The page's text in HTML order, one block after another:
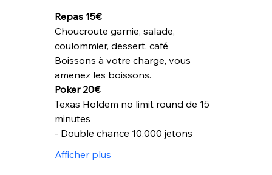
Repas 15€
Choucroute garnie, salade,
coulommier, dessert, café
Boissons à votre charge, vous
amenez les boissons.
Poker 20€
Texas Holdem no limit round de 15
minutes
- Double chance 10.000 jetons
Afficher plus